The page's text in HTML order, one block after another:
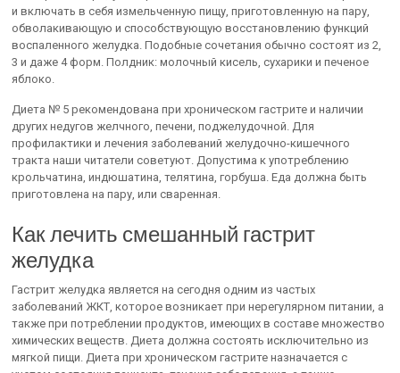
и включать в себя измельченную пищу, приготовленную на пару,
обволакивающую и способствующую восстановлению функций
воспаленного желудка. Подобные сочетания обычно состоят из 2,
3 и даже 4 форм. Полдник: молочный кисель, сухарики и печеное
яблоко.
Диета № 5 рекомендована при хроническом гастрите и наличии
других недугов желчного, печени, поджелудочной. Для
профилактики и лечения заболеваний желудочно-кишечного
тракта наши читатели советуют. Допустима к употреблению
крольчатина, индюшатина, телятина, горбуша. Еда должна быть
приготовлена на пару, или сваренная.
Как лечить смешанный гастрит
желудка
Гастрит желудка является на сегодня одним из частых
заболеваний ЖКТ, которое возникает при нерегулярном питании, а
также при потреблении продуктов, имеющих в составе множество
химических веществ. Диета должна состоять исключительно из
мягкой пищи. Диета при хроническом гастрите назначается с